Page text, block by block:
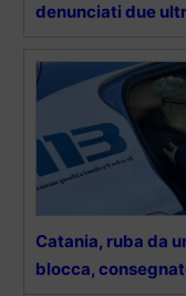
denunciati due
Catania, ruba da
blocca,